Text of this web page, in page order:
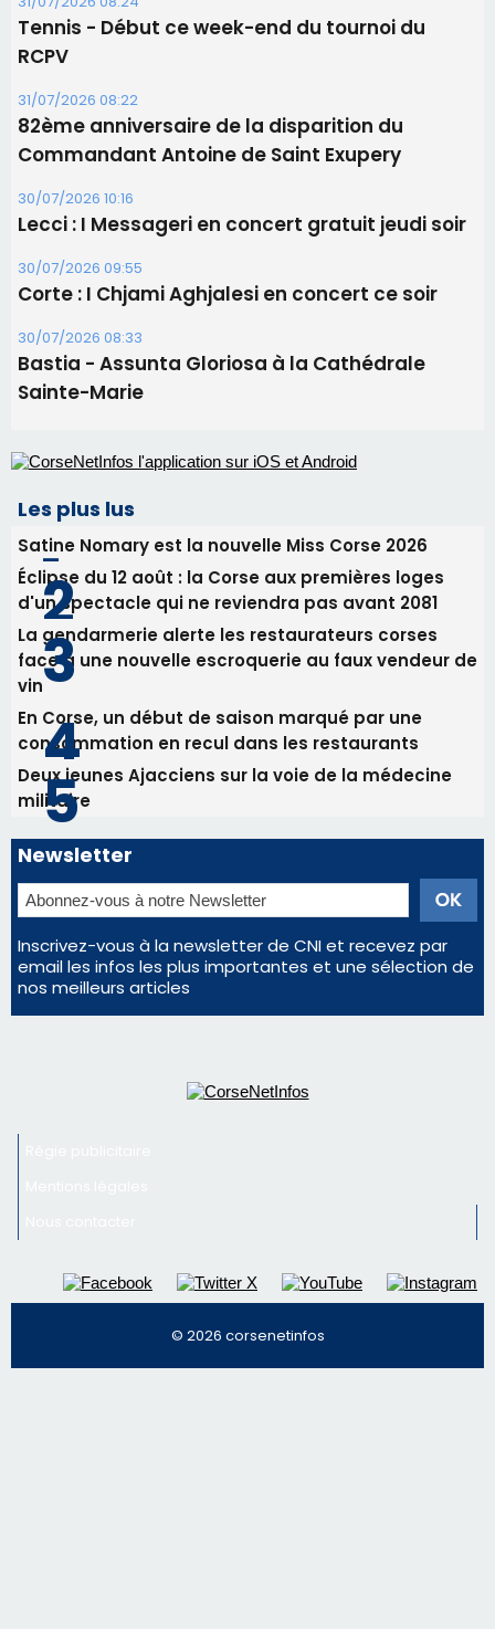
Tennis - Début ce week-end du tournoi du
RCPV
31/07/2026 08:22
82ème anniversaire de la disparition du
Commandant Antoine de Saint Exupery
30/07/2026 10:16
Lecci : I Messageri en concert gratuit jeudi soir
30/07/2026 09:55
Corte : I Chjami Aghjalesi en concert ce soir
30/07/2026 08:33
Bastia - Assunta Gloriosa à la Cathédrale
Sainte-Marie
Les plus lus
Satine Nomary est la nouvelle Miss Corse 2026
Éclipse du 12 août : la Corse aux premières loges
d'un spectacle qui ne reviendra pas avant 2081
La gendarmerie alerte les restaurateurs corses
face à une nouvelle escroquerie au faux vendeur de
vin
En Corse, un début de saison marqué par une
consommation en recul dans les restaurants
Deux jeunes Ajacciens sur la voie de la médecine
militaire
Newsletter
Inscrivez-vous à la newsletter de CNI et recevez par
email les infos les plus importantes et une sélection de
nos meilleurs articles
© 2026 corsenetinfos